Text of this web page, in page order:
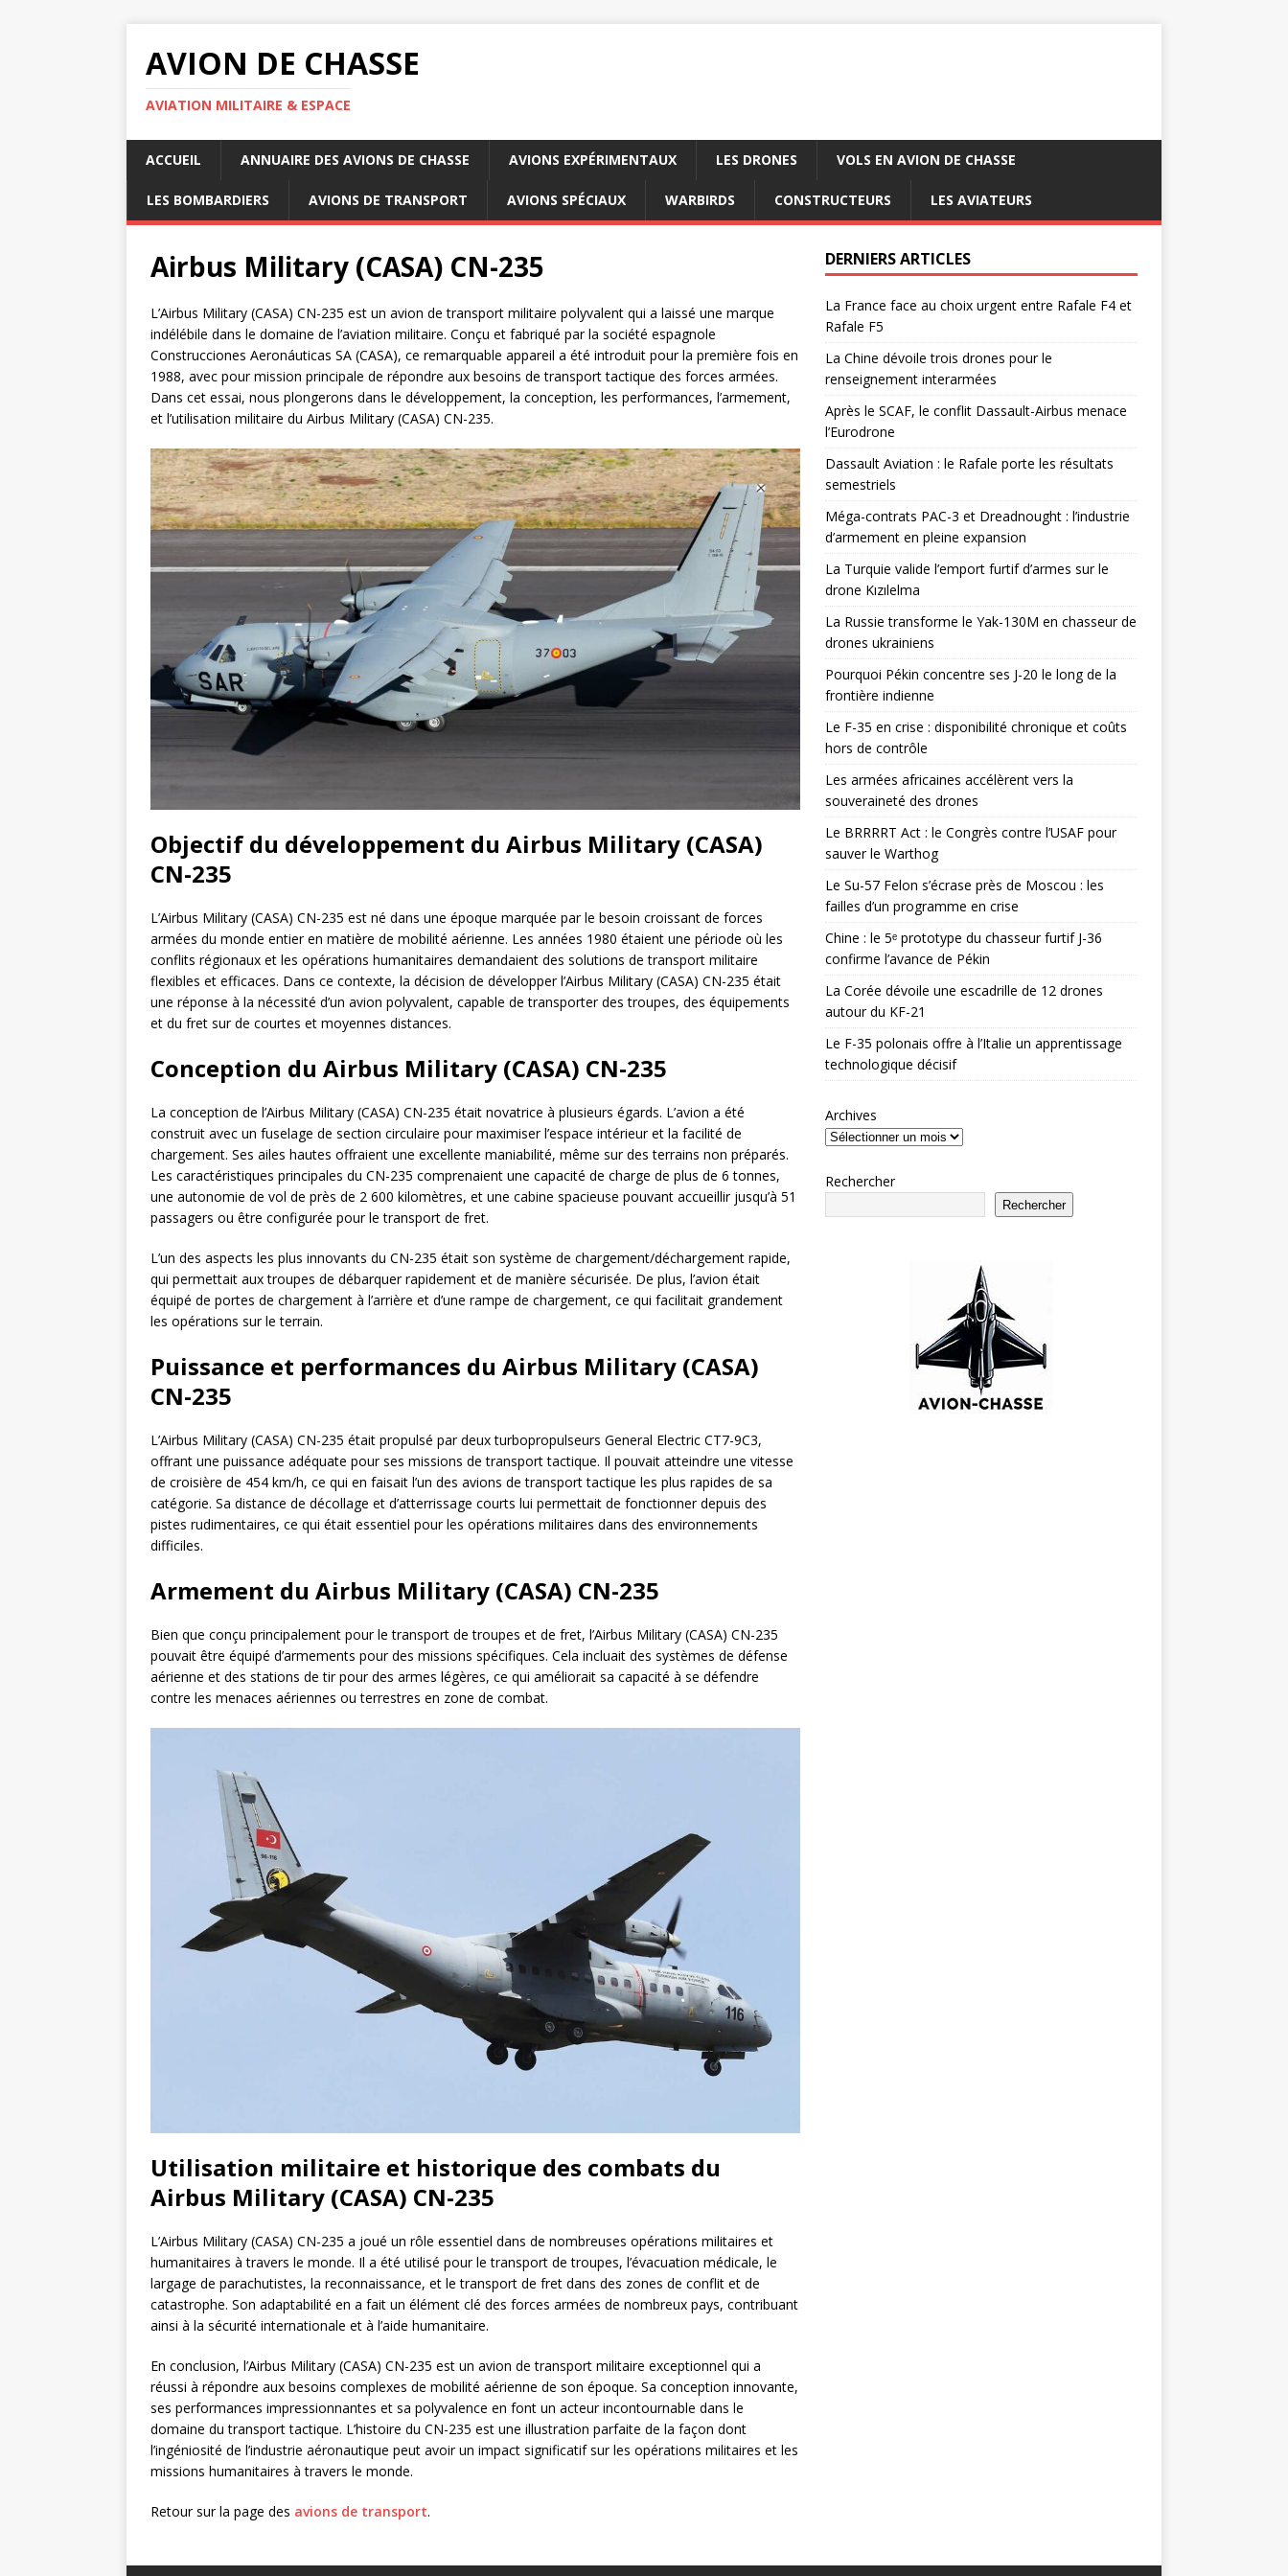
AVION DE CHASSE
AVIATION MILITAIRE & ESPACE
ACCUEIL ANNUAIRE DES AVIONS DE CHASSE AVIONS EXPÉRIMENTAUX LES DRONES VOLS EN AVION DE CHASSE
LES BOMBARDIERS AVIONS DE TRANSPORT AVIONS SPÉCIAUX WARBIRDS CONSTRUCTEURS LES AVIATEURS
Airbus Military (CASA) CN-235
L’Airbus Military (CASA) CN-235 est un avion de transport militaire polyvalent qui a laissé une marque
indélébile dans le domaine de l’aviation militaire. Conçu et fabriqué par la société espagnole
Construcciones Aeronáuticas SA (CASA), ce remarquable appareil a été introduit pour la première fois en
1988, avec pour mission principale de répondre aux besoins de transport tactique des forces armées.
Dans cet essai, nous plongerons dans le développement, la conception, les performances, l’armement,
et l’utilisation militaire du Airbus Military (CASA) CN-235.
Objectif du développement du Airbus Military (CASA)
CN-235
L’Airbus Military (CASA) CN-235 est né dans une époque marquée par le besoin croissant de forces
armées du monde entier en matière de mobilité aérienne. Les années 1980 étaient une période où les
conflits régionaux et les opérations humanitaires demandaient des solutions de transport militaire
flexibles et efficaces. Dans ce contexte, la décision de développer l’Airbus Military (CASA) CN-235 était
une réponse à la nécessité d’un avion polyvalent, capable de transporter des troupes, des équipements
et du fret sur de courtes et moyennes distances.
Conception du Airbus Military (CASA) CN-235
La conception de l’Airbus Military (CASA) CN-235 était novatrice à plusieurs égards. L’avion a été
construit avec un fuselage de section circulaire pour maximiser l’espace intérieur et la facilité de
chargement. Ses ailes hautes offraient une excellente maniabilité, même sur des terrains non préparés.
Les caractéristiques principales du CN-235 comprenaient une capacité de charge de plus de 6 tonnes,
une autonomie de vol de près de 2 600 kilomètres, et une cabine spacieuse pouvant accueillir jusqu’à 51
passagers ou être configurée pour le transport de fret.
L’un des aspects les plus innovants du CN-235 était son système de chargement/déchargement rapide,
qui permettait aux troupes de débarquer rapidement et de manière sécurisée. De plus, l’avion était
équipé de portes de chargement à l’arrière et d’une rampe de chargement, ce qui facilitait grandement
les opérations sur le terrain.
Puissance et performances du Airbus Military (CASA)
CN-235
L’Airbus Military (CASA) CN-235 était propulsé par deux turbopropulseurs General Electric CT7-9C3,
offrant une puissance adéquate pour ses missions de transport tactique. Il pouvait atteindre une vitesse
de croisière de 454 km/h, ce qui en faisait l’un des avions de transport tactique les plus rapides de sa
catégorie. Sa distance de décollage et d’atterrissage courts lui permettait de fonctionner depuis des
pistes rudimentaires, ce qui était essentiel pour les opérations militaires dans des environnements
difficiles.
Armement du Airbus Military (CASA) CN-235
Bien que conçu principalement pour le transport de troupes et de fret, l’Airbus Military (CASA) CN-235
pouvait être équipé d’armements pour des missions spécifiques. Cela incluait des systèmes de défense
aérienne et des stations de tir pour des armes légères, ce qui améliorait sa capacité à se défendre
contre les menaces aériennes ou terrestres en zone de combat.
Utilisation militaire et historique des combats du
Airbus Military (CASA) CN-235
L’Airbus Military (CASA) CN-235 a joué un rôle essentiel dans de nombreuses opérations militaires et
humanitaires à travers le monde. Il a été utilisé pour le transport de troupes, l’évacuation médicale, le
largage de parachutistes, la reconnaissance, et le transport de fret dans des zones de conflit et de
catastrophe. Son adaptabilité en a fait un élément clé des forces armées de nombreux pays, contribuant
ainsi à la sécurité internationale et à l’aide humanitaire.
En conclusion, l’Airbus Military (CASA) CN-235 est un avion de transport militaire exceptionnel qui a
réussi à répondre aux besoins complexes de mobilité aérienne de son époque. Sa conception innovante,
ses performances impressionnantes et sa polyvalence en font un acteur incontournable dans le
domaine du transport tactique. L’histoire du CN-235 est une illustration parfaite de la façon dont
l’ingéniosité de l’industrie aéronautique peut avoir un impact significatif sur les opérations militaires et les
missions humanitaires à travers le monde.
Retour sur la page des avions de transport.
DERNIERS ARTICLES
La France face au choix urgent entre Rafale F4 et
Rafale F5
La Chine dévoile trois drones pour le
renseignement interarmées
Après le SCAF, le conflit Dassault-Airbus menace
l’Eurodrone
Dassault Aviation : le Rafale porte les résultats
semestriels
Méga-contrats PAC-3 et Dreadnought : l’industrie
d’armement en pleine expansion
La Turquie valide l’emport furtif d’armes sur le
drone Kızılelma
La Russie transforme le Yak-130M en chasseur de
drones ukrainiens
Pourquoi Pékin concentre ses J-20 le long de la
frontière indienne
Le F-35 en crise : disponibilité chronique et coûts
hors de contrôle
Les armées africaines accélèrent vers la
souveraineté des drones
Le BRRRRT Act : le Congrès contre l’USAF pour
sauver le Warthog
Le Su-57 Felon s’écrase près de Moscou : les
failles d’un programme en crise
Chine : le 5ᵉ prototype du chasseur furtif J-36
confirme l’avance de Pékin
La Corée dévoile une escadrille de 12 drones
autour du KF-21
Le F-35 polonais offre à l’Italie un apprentissage
technologique décisif
Archives
Rechercher
Rechercher